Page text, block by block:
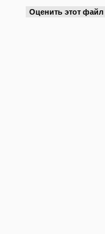
Оценить этот файл